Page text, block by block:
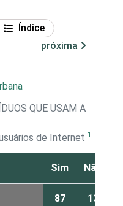
Índice
próxima
QUE USAM A
de Internet 1
Sim Não
87 13